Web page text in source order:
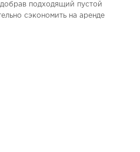
подходящий пустой
сэкономить на аренде